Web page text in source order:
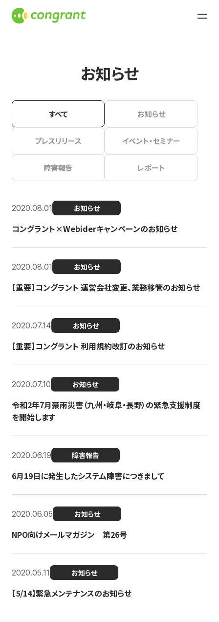
お知らせ
すべて お知らせ
プレスリリース イベント・セミナー
障害報告 レポート
2020.08.01 お知らせ
コングラント×Webiderキャンペーンのお知らせ
2020.08.01 お知らせ
【重要】コングラント 運営会社変更、業務移管のお知らせ
2020.07.14 お知らせ
【重要】コングラント 利用規約改訂のお知らせ
2020.07.10 お知らせ
令和2年7月豪雨災害（九州・岐阜・長野）の緊急支援制度
を開始します
2020.06.19 障害報告
6月19日に発生したシステム障害につきまして
2020.06.05 お知らせ
NPO向けメールマガジン 第26号
2020.05.11 お知らせ
【5/14】緊急メンテナンスのお知らせ